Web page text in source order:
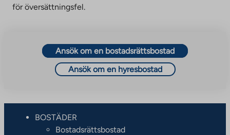
för översättningsfel.
Ansök om en bostadsrättsbostad
Ansök om en hyresbostad
BOSTÄDER
Bostadsrättsbostad